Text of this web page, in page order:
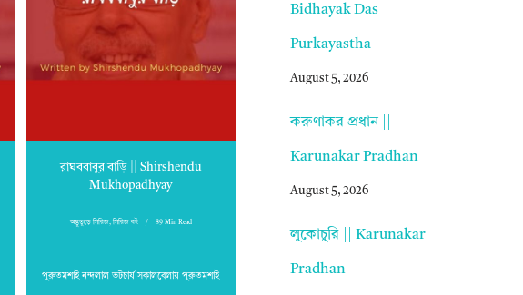
রাঘববাবুর বাড়ি || Shirshendu
Mukhopadhyay
অদ্ভুতুড়ে সিরিজ, সিরিজ বই 89 Min Read
পুরুতমশাই নন্দলাল ভটচার্য সকালবেলায় পুরুতমশাই
Bidhayak Das
Purkayastha
August 5, 2026
করুণাকর প্রধান ||
Karunakar Pradhan
August 5, 2026
লুকোচুরি || Karunakar
Pradhan